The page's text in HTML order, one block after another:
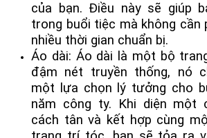
của bạn. Điều này sẽ giúp
trong buổi tiệc mà không cần
nhiều thời gian chuẩn bị.
Áo dài: Áo dài là một bộ
đậm nét truyền thống, nó
một lựa chọn lý tưởng cho
năm công ty. Khi diện một
cách tân và kết hợp cùng